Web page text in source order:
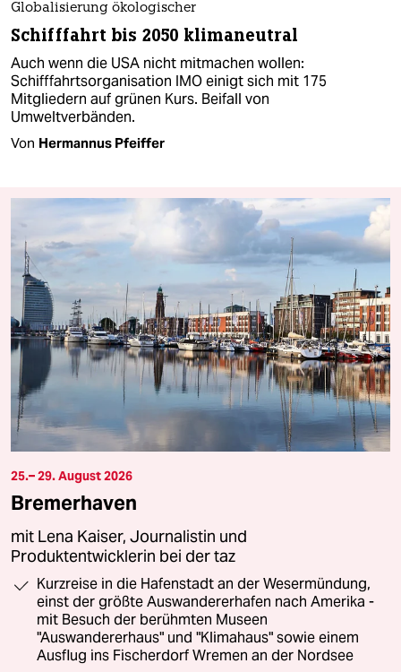
Globalisierung ökologischer
Schifffahrt bis 2050 klimaneutral
Auch wenn die USA nicht mitmachen wollen:
Schifffahrtsorganisation IMO einigt sich mit 175
Mitgliedern auf grünen Kurs. Beifall von
Umweltverbänden.
Von Hermannus Pfeiffer
25.– 29. August 2026
Bremerhaven
mit Lena Kaiser, Journalistin und
Produktentwicklerin bei der taz
Kurzreise in die Hafenstadt an der Wesermündung,
einst der größte Auswandererhafen nach Amerika -
mit Besuch der berühmten Museen
"Auswandererhaus" und "Klimahaus" sowie einem
Ausflug ins Fischerdorf Wremen an der Nordsee